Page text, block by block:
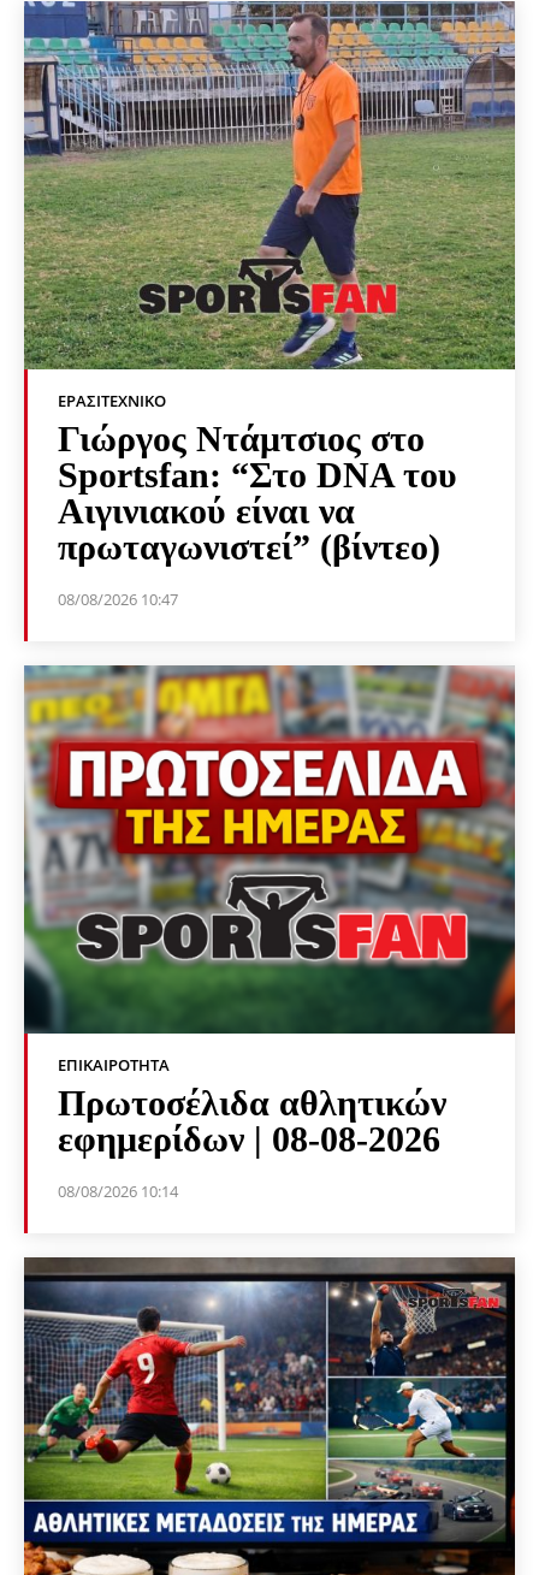
ΕΡΑΣΙΤΕΧΝΙΚΟ
Γιώργος Ντάμτσιος στο
Sportsfan: “Στο DNA του
Αιγινιακού είναι να
πρωταγωνιστεί” (βίντεο)
08/08/2026 10:47
ΕΠΙΚΑΙΡΌΤΗΤΑ
Πρωτοσέλιδα αθλητικών
εφημερίδων | 08-08-2026
08/08/2026 10:14